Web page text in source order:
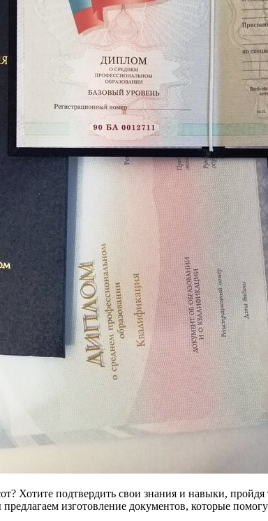
Хотите подтвердить свои знания и навыки,
изготовление документов, которые